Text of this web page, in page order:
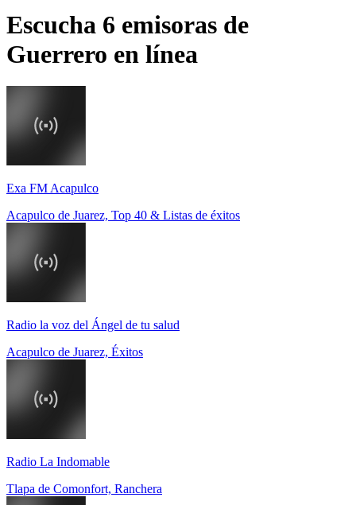
Escucha 6 emisoras de
Guerrero en línea
Exa FM Acapulco
Acapulco de Juarez, Top 40 & Listas de éxitos
Radio la voz del Ángel de tu salud
Acapulco de Juarez, Éxitos
Radio La Indomable
Tlapa de Comonfort, Ranchera